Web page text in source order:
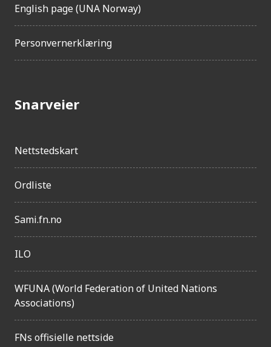
English page (UNA Norway)
Personvernerklæring
Snarveier
Nettstedskart
Ordliste
Sami.fn.no
ILO
WFUNA (World Federation of United Nations
Associations)
FNs offisielle nettside